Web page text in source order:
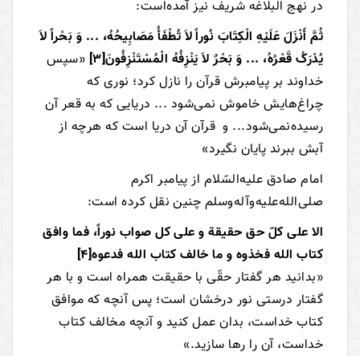
در نهج البلاغه شریف نیز آمده‌است:
ثُمَّ أَنْزَلَ عَلَیْهِ الْکِتَابَ نُوراً لاَ تُطْفَأُ مَصَابِیحُهُ، ... وَ بَحْراً لاَ
یُدْرَکُ قَعْرُهُ، ... وَ بَحْرٌ لاَ یَنْزِفُهُ الْمُسْتَنْزِفُونَ[3]
«سپس
خداوند بر پیامبرش قرآن را نازل کرد؛ نوری که
چراغ‌هایش خاموش نمی‌شود ... دریایی که به قعر آن
رسیده‌نمی‌شود... و قرآن آن دریا است که هرچه از
آبش ببرند پایان نگیرد»
امام صادق علیه‌السّلام از پیامبر اکرم
صلی‌الله‌علیه‌و‌آله‌وسلم چنین نقل کرده است:
الا علی کلّ حق حقیقة و علی کل صواب نوراً، فما وافق
کتاب الله فخذوه و ما خالف کتاب الله فدعوه[4]
«بدانید هر گفتار حقّی با حقیقت همراه است و با هر
گفتار درستی نور درخشان است؛ پس آنچه که موافق
کتاب خداست، بدان عمل کنید و آنچه مخالف کتاب
خداست، آن را رها سازید.»